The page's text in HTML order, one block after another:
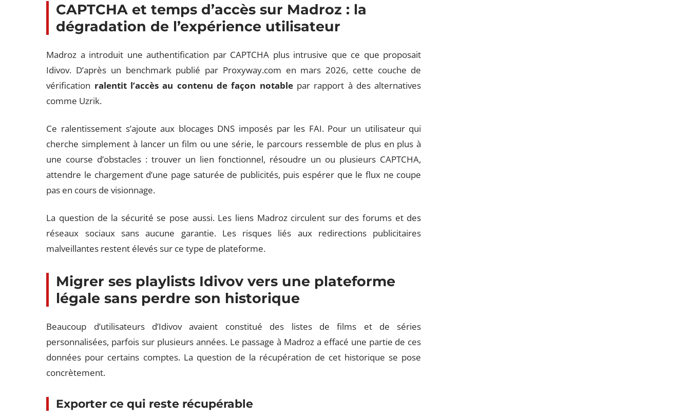
CAPTCHA et temps d’accès sur Madroz : la
dégradation de l’expérience utilisateur
Madroz a introduit une authentification par CAPTCHA plus intrusive que ce que proposait
Idivov. D’après un benchmark publié par Proxyway.com en mars 2026, cette couche de
vérification ralentit l’accès au contenu de façon notablepar rapport à des alternatives
comme Uzrik.
Ce ralentissement s’ajoute aux blocages DNS imposés par les FAI. Pour un utilisateur qui
cherche simplement à lancer un film ou une série, le parcours ressemble de plus en plus à
une course d’obstacles : trouver un lien fonctionnel, résoudre un ou plusieurs CAPTCHA,
attendre le chargement d’une page saturée de publicités, puis espérer que le flux ne coupe
pas en cours de visionnage.
La question de la sécurité se pose aussi. Les liens Madroz circulent sur des forums et des
réseaux sociaux sans aucune garantie. Les risques liés aux redirections publicitaires
malveillantes restent élevés sur ce type de plateforme.
Migrer ses playlists Idivov vers une plateforme
légale sans perdre son historique
Beaucoup d’utilisateurs d’Idivov avaient constitué des listes de films et de séries
personnalisées, parfois sur plusieurs années. Le passage à Madroz a effacé une partie de ces
données pour certains comptes. La question de la récupération de cet historique se pose
concrètement.
Exporter ce qui reste récupérable